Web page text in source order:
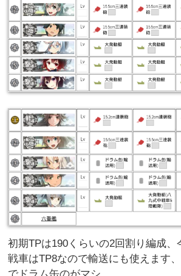
初期TPは190くらいの2回割り編成、
戦車はTP8なので輸送にも使えます